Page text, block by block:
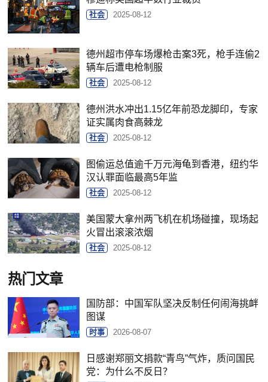
社会 2025-08-12
德州超市停车场爆枪击案3死，枪手连偷2
辆车后遭电枪制服
社会 2025-08-12
德州洪水冲出1.15亿年前恐龙脚印，专家
证实属肉食高棘龙
社会 2025-08-12
图偷运总值逾千万元海龟到香港，纽约华
汉认罪面临最高5年监
社会 2025-08-12
美国蒙大拿州两飞机在机场碰撞，现场起
火冒出滚滚浓烟
社会 2025-08-12
热门文章
国防部：中国军队坚决反制任何闹海挑衅
图谋
时事 2026-08-07
日感谢郑丽文捐款“青鸟”气炸，质问国民
党：为什么不反日？